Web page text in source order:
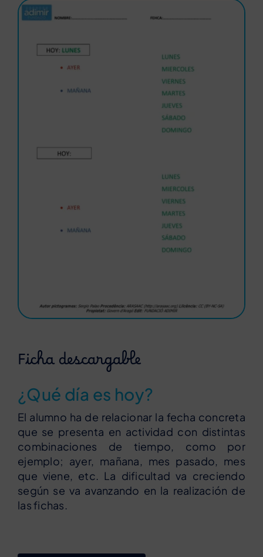
Ficha descargable
¿Qué día es hoy?
El alumno ha de relacionar la fecha concreta
que se presenta en actividad con distintas
combinaciones de tiempo, como por
ejemplo; ayer, mañana, mes pasado, mes
que viene, etc. La dificultad va creciendo
según se va avanzando en la realización de
las fichas.